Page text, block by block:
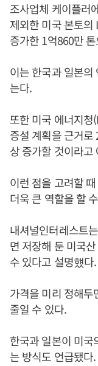
조사업체 케이플러
제외한 미국 본토
증가한 1억860만
이는 한국과 일본의
는다.
또한 미국 에너지청
증설 계획을 근거로
상 증가할 것이라고
이런 점을 고려할
더욱 큰 역할을 할
내셔널인터레스트
면 저장해 둔 미국
수 있다고 설명헀다.
가격을 미리 정해두
줄일 수 있다.
한국과 일본이 미
는 방식도 언급됐다.